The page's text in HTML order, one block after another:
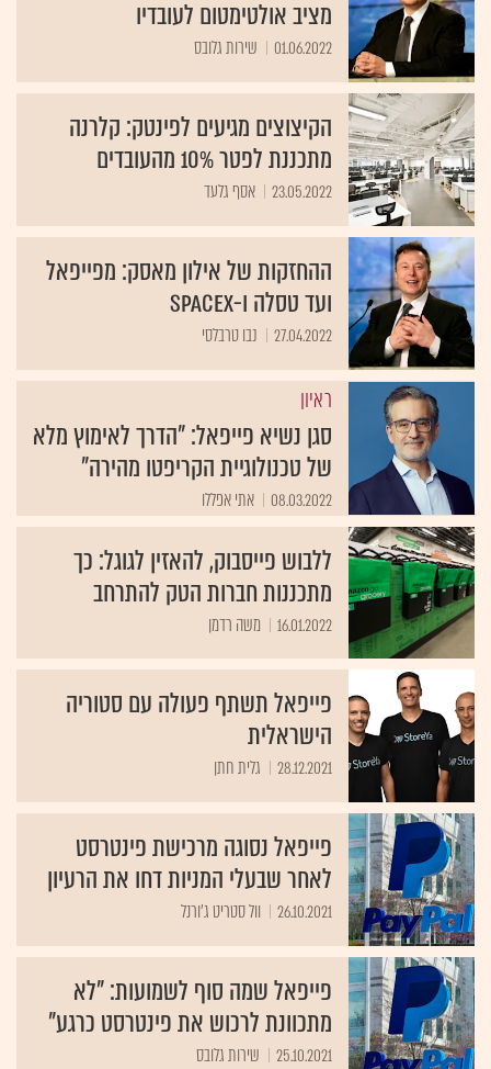
מציב אולטימטום לעובדיו
01.06.2022 שירות גלובס
הקיצוצים מגיעים לפינטק: קלרנה
מתכננת לפטר 10% מהעובדים
23.05.2022 אסף גלעד
ההחזקות של אילון מאסק: מפייפאל
ועד טסלה ו-SpaceX
27.04.2022 נבו טרבלסי
ראיון
סגן נשיא פייפאל: "הדרך לאימוץ מלא
של טכנולוגיית הקריפטו מהירה"
08.03.2022 אתי אפללו
ללבוש פייסבוק, להאזין לגוגל: כך
מתכננות חברות הטק להתרחב
16.01.2022 משה רדמן
פייפאל תשתף פעולה עם סטוריה
הישראלית
28.12.2021 גלית חתן
פייפאל נסוגה מרכישת פינטרסט
לאחר שבעלי המניות דחו את הרעיון
26.10.2021 וול סטריט ג'ורנל
פייפאל שמה סוף לשמועות: "לא
מתכוונת לרכוש את פינטרסט כרגע"
25.10.2021 שירות גלובס